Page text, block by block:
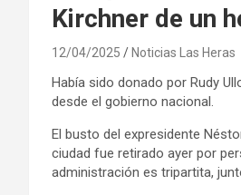
Kirchner de un
12/04/2025 Noticias Las Heras
Había sido donado por Rudy
desde el gobierno nacional.
El busto del expresidente
ciudad fue retirado ayer por
administración es tripartita,